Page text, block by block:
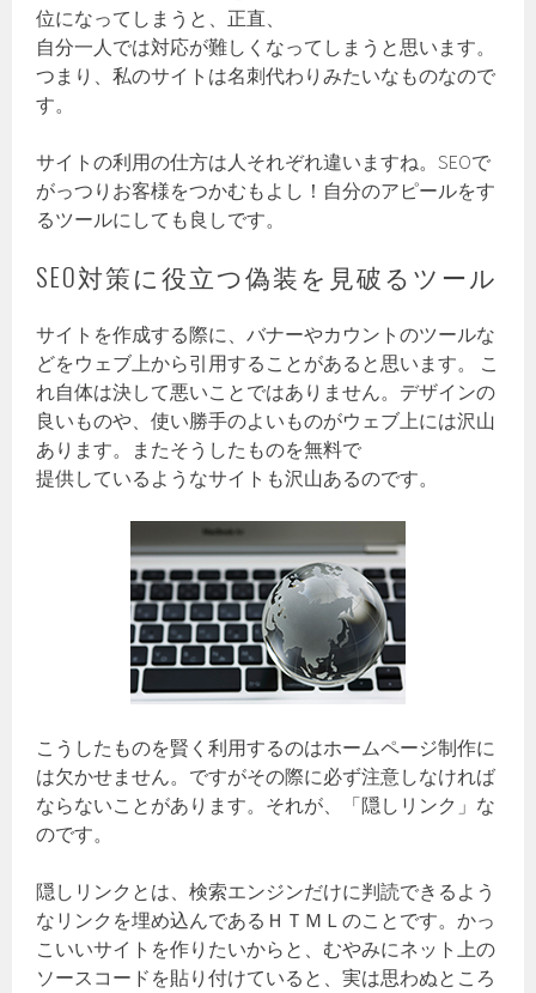
位になってしまうと、正直、
自分一人では対応が難しくなってしまうと思います。
つまり、私のサイトは名刺代わりみたいなものなので
す。
サイトの利用の仕方は人それぞれ違いますね。SEOで
がっつりお客様をつかむもよし！自分のアピールをす
るツールにしても良しです。
SEO対策に役立つ偽装を見破るツール
サイトを作成する際に、バナーやカウントのツールな
どをウェブ上から引用することがあると思います。 こ
れ自体は決して悪いことではありません。デザインの
良いものや、使い勝手のよいものがウェブ上には沢山
あります。またそうしたものを無料で
提供しているようなサイトも沢山あるのです。
こうしたものを賢く利用するのはホームページ制作に
は欠かせません。ですがその際に必ず注意しなければ
ならないことがあります。それが、「隠しリンク」な
のです。
隠しリンクとは、検索エンジンだけに判読できるよう
なリンクを埋め込んであるＨＴＭＬのことです。かっ
こいいサイトを作りたいからと、むやみにネット上の
ソースコードを貼り付けていると、実は思わぬところ